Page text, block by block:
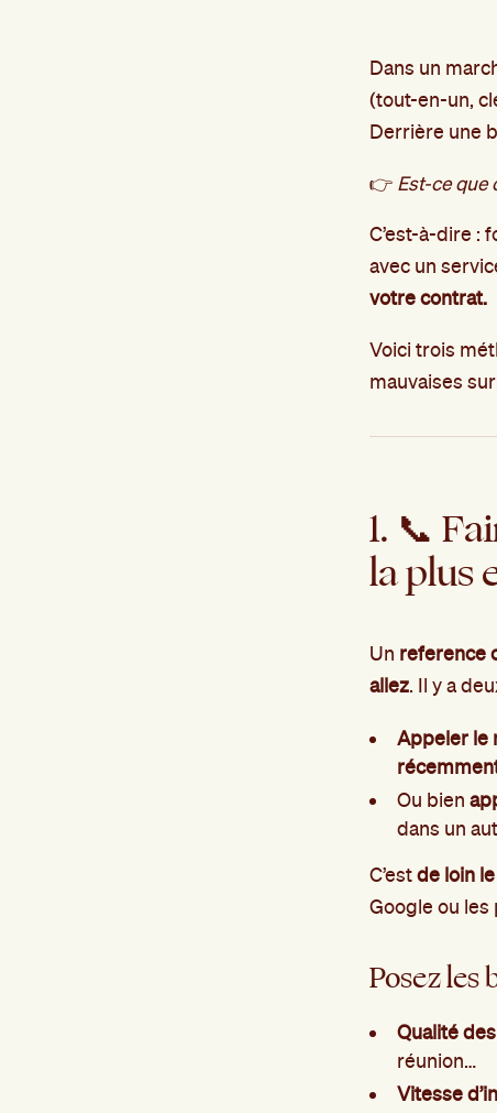
Dans un
(tout-en-un,
Derrière une
👉 Est-ce que
C’est-à-dire :
avec un
votre contrat.
Voici trois
mauvaises
1. 📞
la plus
Un reference
allez. Il y a
Appeler le
Ou bien
dans un
C’estde loin
Google ou les
Posez les
Qualité
réunion…
Vitesse